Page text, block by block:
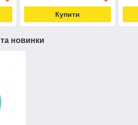
Купити
та новинки